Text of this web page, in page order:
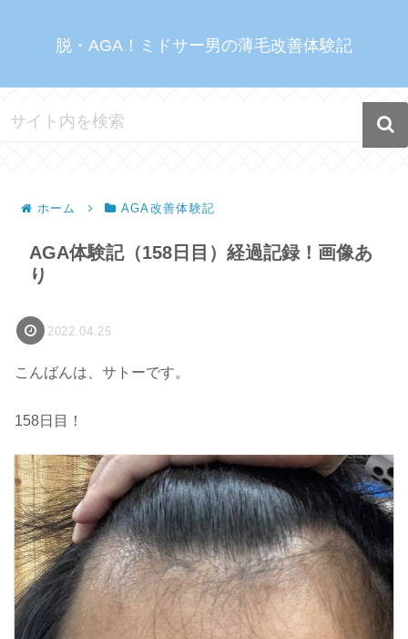
脱・AGA！ミドサー男の薄毛改善体験記
ホーム AGA改善体験記
AGA体験記（158日目）経過記録！画像あ
り
2022.04.25
こんばんは、サトーです。
158日目！